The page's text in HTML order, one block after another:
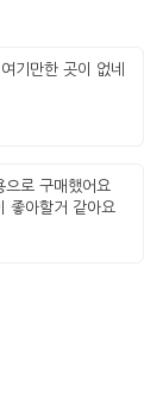
기만한 곳이 없네
으로 구매했어요
좋아할거 같아요